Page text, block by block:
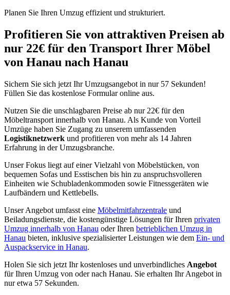
Planen Sie Ihren Umzug effizient und strukturiert.
Profitieren Sie von attraktiven Preisen ab
nur 22€ für den Transport Ihrer Möbel
von Hanau nach Hanau
Sichern Sie sich jetzt Ihr Umzugsangebot in nur 57 Sekunden!
Füllen Sie das kostenlose Formular online aus.
Nutzen Sie die unschlagbaren Preise ab nur 22€ für den
Möbeltransport innerhalb von Hanau. Als Kunde von Vorteil
Umzüge haben Sie Zugang zu unserem umfassenden
Logistiknetzwerk und profitieren von mehr als 14 Jahren
Erfahrung in der Umzugsbranche.
Unser Fokus liegt auf einer Vielzahl von Möbelstücken, von
bequemen Sofas und Esstischen bis hin zu anspruchsvolleren
Einheiten wie Schubladenkommoden sowie Fitnessgeräten wie
Laufbändern und Kettlebells.
Unser Angebot umfasst eine Möbelmitfahrzentrale und
Beiladungsdienste, die kostengünstige Lösungen für Ihren privaten
Umzug innerhalb von Hanau oder Ihren betrieblichen Umzug in
Hanau bieten, inklusive spezialisierter Leistungen wie dem Ein- und
Auspackservice in Hanau.
Holen Sie sich jetzt Ihr kostenloses und unverbindliches Angebot
für Ihren Umzug von oder nach Hanau. Sie erhalten Ihr Angebot in
nur etwa 57 Sekunden.